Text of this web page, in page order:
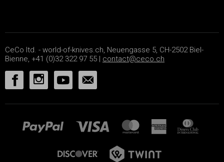
CeCo ltd. - world-of-knives.ch, Neuengasse 5, CH-2502 Biel-
Bienne, +41 (0)32 322 97 55 | contact@ceco.ch